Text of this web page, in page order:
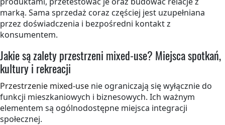
marką. Sama sprzedaż coraz częściej jest uzupełniana
przez doświadczenia i bezpośredni kontakt z
konsumentem.
Jakie są zalety przestrzeni mixed-use? Miejsca spotkań,
kultury i rekreacji
Przestrzenie mixed-use nie ograniczają się wyłącznie do
funkcji mieszkaniowych i biznesowych. Ich ważnym
elementem są ogólnodostępne miejsca integracji
społecznej.